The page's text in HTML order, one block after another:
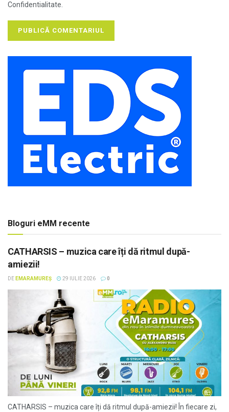
Confidentialitate.
Bloguri eMM recente
CATHARSIS – muzica care îți dă ritmul după-
amiezii!
DE EMARAMUREȘ 29 IULIE 2026 0
CATHARSIS – muzica care îți dă ritmul după-amiezii! În fiecare zi,